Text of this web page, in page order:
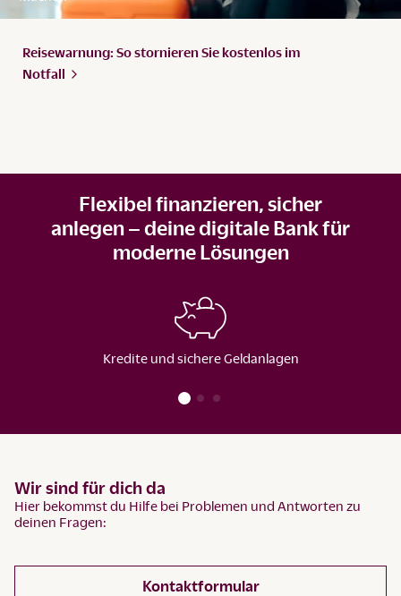
Reisewarnung: So stornieren Sie kostenlos im
Notfall
Flexibel finanzieren, sicher
anlegen – deine digitale Bank für
moderne Lösungen
Kredite und sichere Geldanlagen
Wir sind für dich da
Hier bekommst du Hilfe bei Problemen und Antworten zu
deinen Fragen:
Kontaktformular